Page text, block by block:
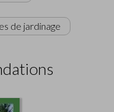
de jardinage